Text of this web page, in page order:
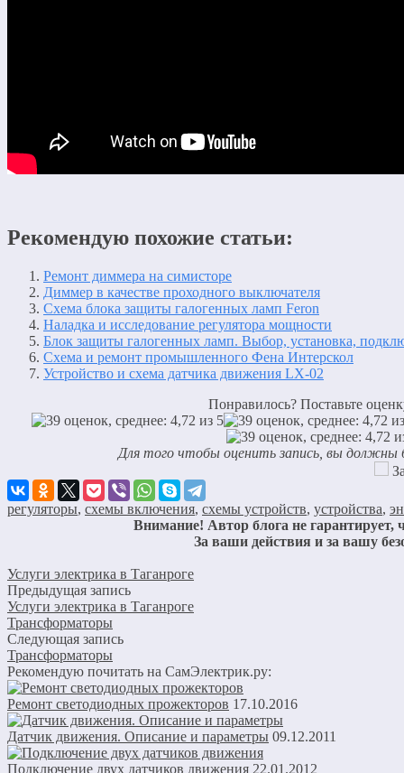
Рекомендую похожие статьи:
Ремонт диммера на симисторе
Диммер в качестве проходного выключателя
Схема блока защиты галогенных ламп Feron
Наладка и исследование регулятора мощности
Блок защиты галогенных ламп. Выбор, установка,
Схема и ремонт промышленного Фена Интерскол
Устройство и схема датчика движения LX-02
Понравилось? Поставьте
Для того чтобы оценить запись, вы должны
регуляторы, схемы включения, схемы устройств, устройства,
Внимание! Автор блога не гарантирует,
За ваши действия и за вашу
Услуги электрика в Таганроге
Предыдущая запись
Услуги электрика в Таганроге
Трансформаторы
Следующая запись
Трансформаторы
Рекомендую почитать на СамЭлектрик.ру:
Ремонт светодиодных прожекторов 17.10.2016
Датчик движения. Описание и параметры 09.12.2011
Подключение двух датчиков движения 22.01.2012